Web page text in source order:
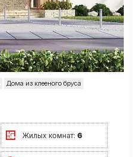
Дома из клееного бруса
Жилых комнат: 6